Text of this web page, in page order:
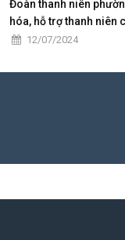
Đoàn thanh niên
hóa, hỗ trợ thanh niên
12/07/2024